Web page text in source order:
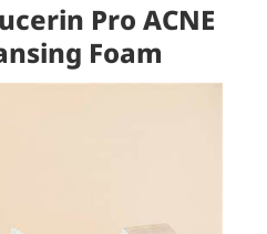
Pro ACNE
Foam